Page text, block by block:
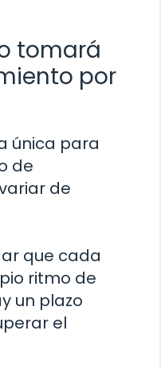
tomará
por
única para
de
de
que cada
ritmo de
un plazo
el